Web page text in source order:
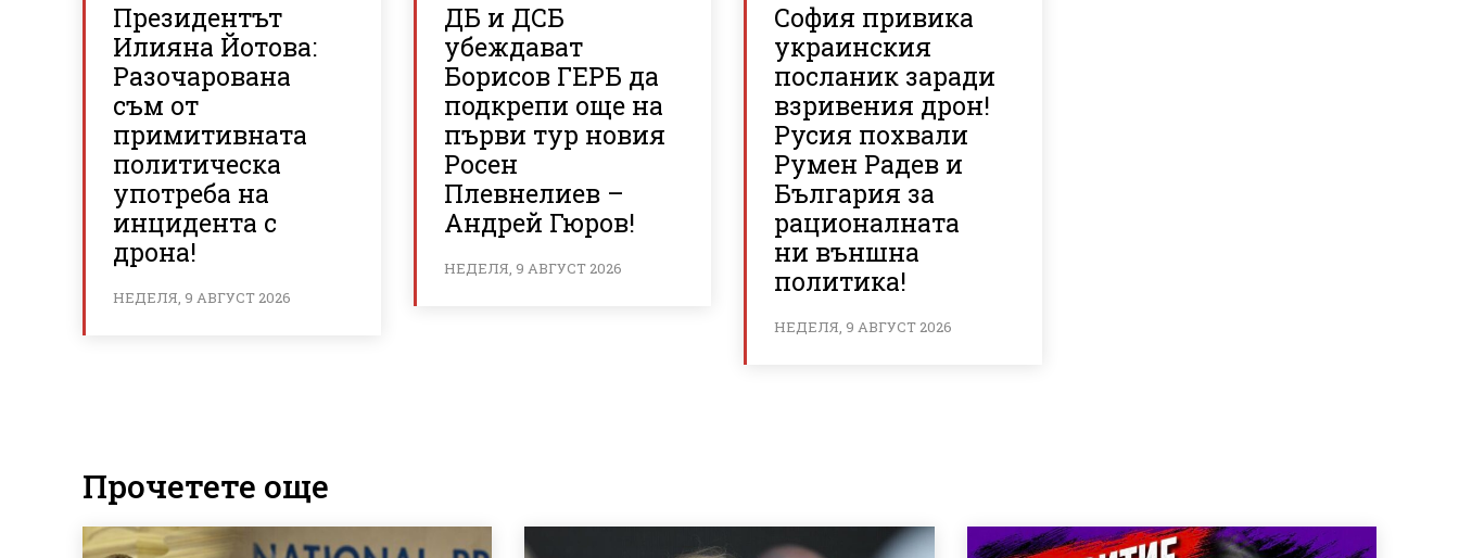
Президентът
Илияна Йотова:
Разочарована
съм от
примитивната
политическа
употреба на
инцидента с
дрона!
НЕДЕЛЯ, 9 АВГУСТ 2026
ДБ и ДСБ
убеждават
Борисов ГЕРБ да
подкрепи още на
първи тур новия
Росен
Плевнелиев –
Андрей Гюров!
НЕДЕЛЯ, 9 АВГУСТ 2026
София привика
украинския
посланик заради
взривения дрон!
Русия похвали
Румен Радев и
България за
рационалната
ни външна
политика!
НЕДЕЛЯ, 9 АВГУСТ 2026
Прочетете още